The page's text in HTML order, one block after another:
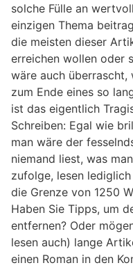
solche Fülle an
einzigen Thema
die meisten dieser
erreichen wollen oder
wäre auch überrascht,
zum Ende eines so
ist das eigentlich
Schreiben: Egal wie
man wäre der
niemand liest, was
zufolge, lesen
die Grenze von 1250
Haben Sie Tipps, um
entfernen? Oder
lesen auch) lange
einen Roman in den